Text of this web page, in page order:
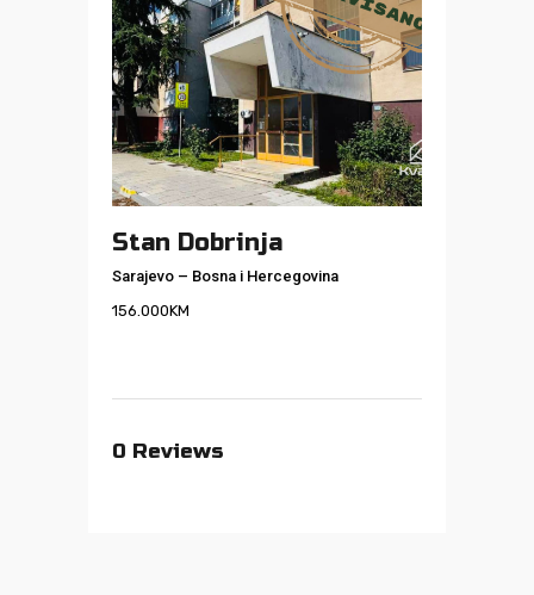
Stan Dobrinja
Sarajevo – Bosna i Hercegovina
156.000KM
0 Reviews